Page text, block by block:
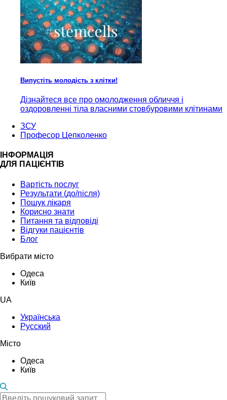
Випустіть молодість з клітки!
Дізнайтеся все про омолодження обличчя і
оздоровленні тіла власними стовбуровими клітинами
ЗСУ
Професор Цепколенко
ІНФОРМАЦІЯ
ДЛЯ ПАЦІЄНТІВ
Вартість послуг
Результати (до/після)
Пошук лікаря
Корисно знати
Питання та відповіді
Відгуки пацієнтів
Блог
Вибрати місто
Одеса
Київ
UA
Українська
Русский
Місто
Одеса
Київ